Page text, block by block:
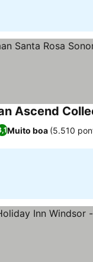
Ascend
Muito boa (5.510